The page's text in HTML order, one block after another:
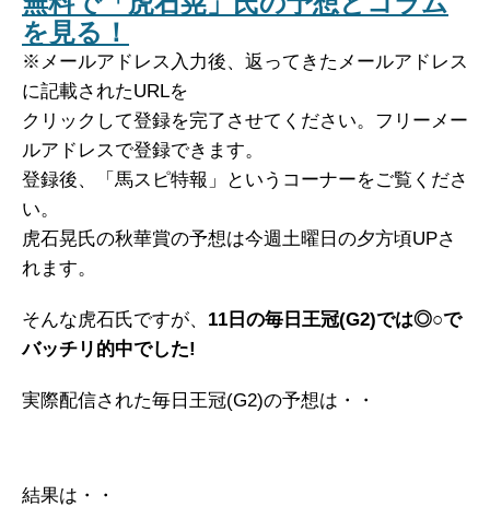
を見る！
※メールアドレス入力後、返ってきたメールアドレス
に記載されたURLを
クリックして登録を完了させてください。フリーメー
ルアドレスで登録できます。
登録後、「馬スピ特報」というコーナーをご覧くださ
い。
虎石晃氏の秋華賞の予想は今週土曜日の夕方頃UPさ
れます。
そんな虎石氏ですが、 11日の毎日王冠(G2)では◎○で
バッチリ的中でした!
実際配信された毎日王冠(G2)の予想は・・
結果は・・